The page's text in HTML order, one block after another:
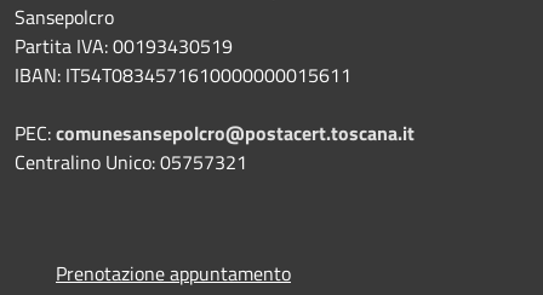
Sansepolcro
Partita IVA: 00193430519
IBAN: IT54T0834571610000000015611
PEC:comunesansepolcro@postacert.toscana.it
Centralino Unico: 05757321
Prenotazione appuntamento